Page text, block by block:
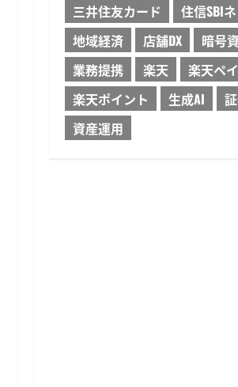
三井住友カード
住信SBI
地域経済
店舗DX 暗号
業務提携
楽天
楽天ペイ
楽天ポイント
生成AI
資産運用